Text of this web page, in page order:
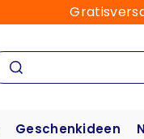
Geschenkideen